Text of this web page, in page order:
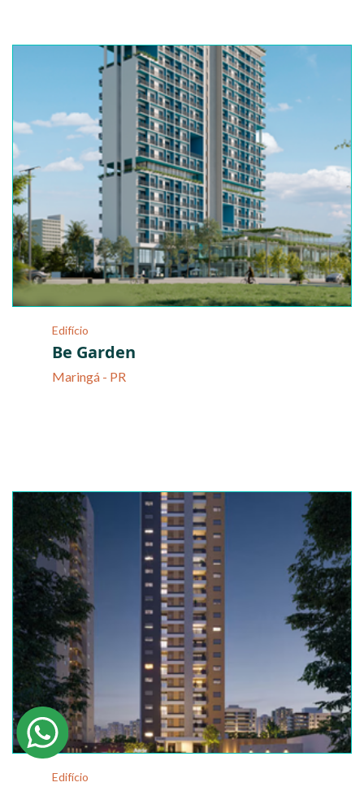
Edifício
Be Garden
Maringá - PR
Edifício